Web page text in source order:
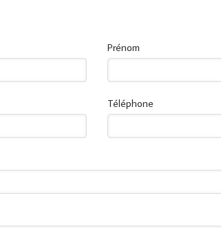
Prénom
Téléphone